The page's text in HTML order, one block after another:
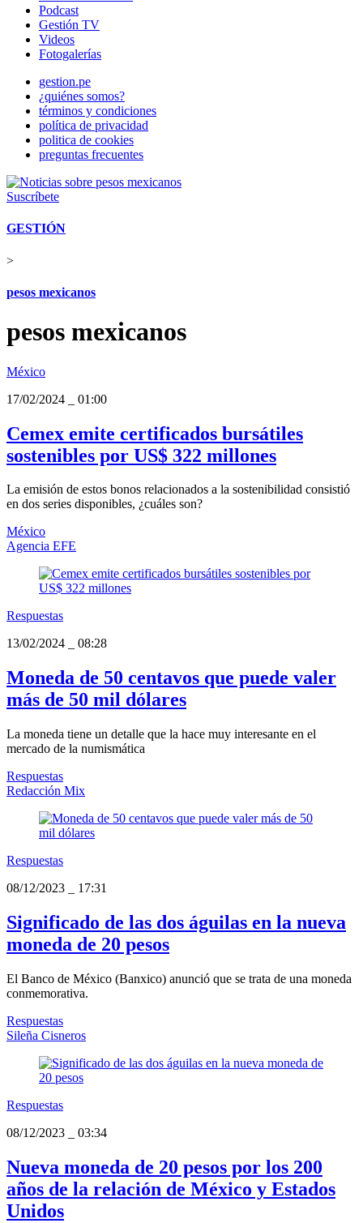
Podcast
Gestión TV
Videos
Fotogalerías
gestion.pe
¿quiénes somos?
términos y condiciones
política de privacidad
politica de cookies
preguntas frecuentes
Suscríbete
GESTIÓN
>
pesos mexicanos
pesos mexicanos
México
17/02/2024
01:00
Cemex emite certificados bursátiles
sostenibles por US$ 322 millones
La emisión de estos bonos relacionados a la sostenibilidad consistió
en dos series disponibles, ¿cuáles son?
México
Agencia EFE
Respuestas
13/02/2024
08:28
Moneda de 50 centavos que puede valer
más de 50 mil dólares
La moneda tiene un detalle que la hace muy interesante en el
mercado de la numismática
Respuestas
Redacción Mix
Respuestas
08/12/2023
17:31
Significado de las dos águilas en la nueva
moneda de 20 pesos
El Banco de México (Banxico) anunció que se trata de una moneda
conmemorativa.
Respuestas
Sileña Cisneros
Respuestas
08/12/2023
03:34
Nueva moneda de 20 pesos por los 200
años de la relación de México y Estados
Unidos